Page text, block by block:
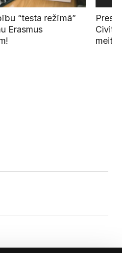
“testa režīmā”
Erasmus